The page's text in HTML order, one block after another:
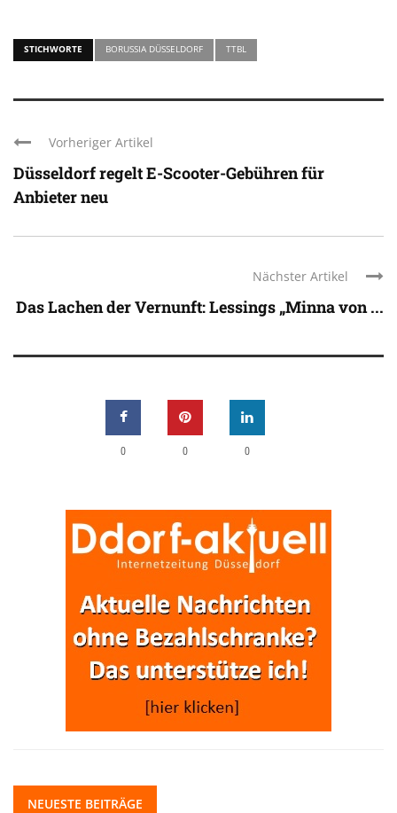
STICHWORTE BORUSSIA DÜSSELDORF TTBL
Vorheriger Artikel
Düsseldorf regelt E-Scooter-Gebühren für
Anbieter neu
Nächster Artikel
Das Lachen der Vernunft: Lessings „Minna von ...
0 0 0
NEUESTE BEITRÄGE